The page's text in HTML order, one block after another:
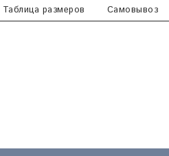
Таблица размеров Самовывоз